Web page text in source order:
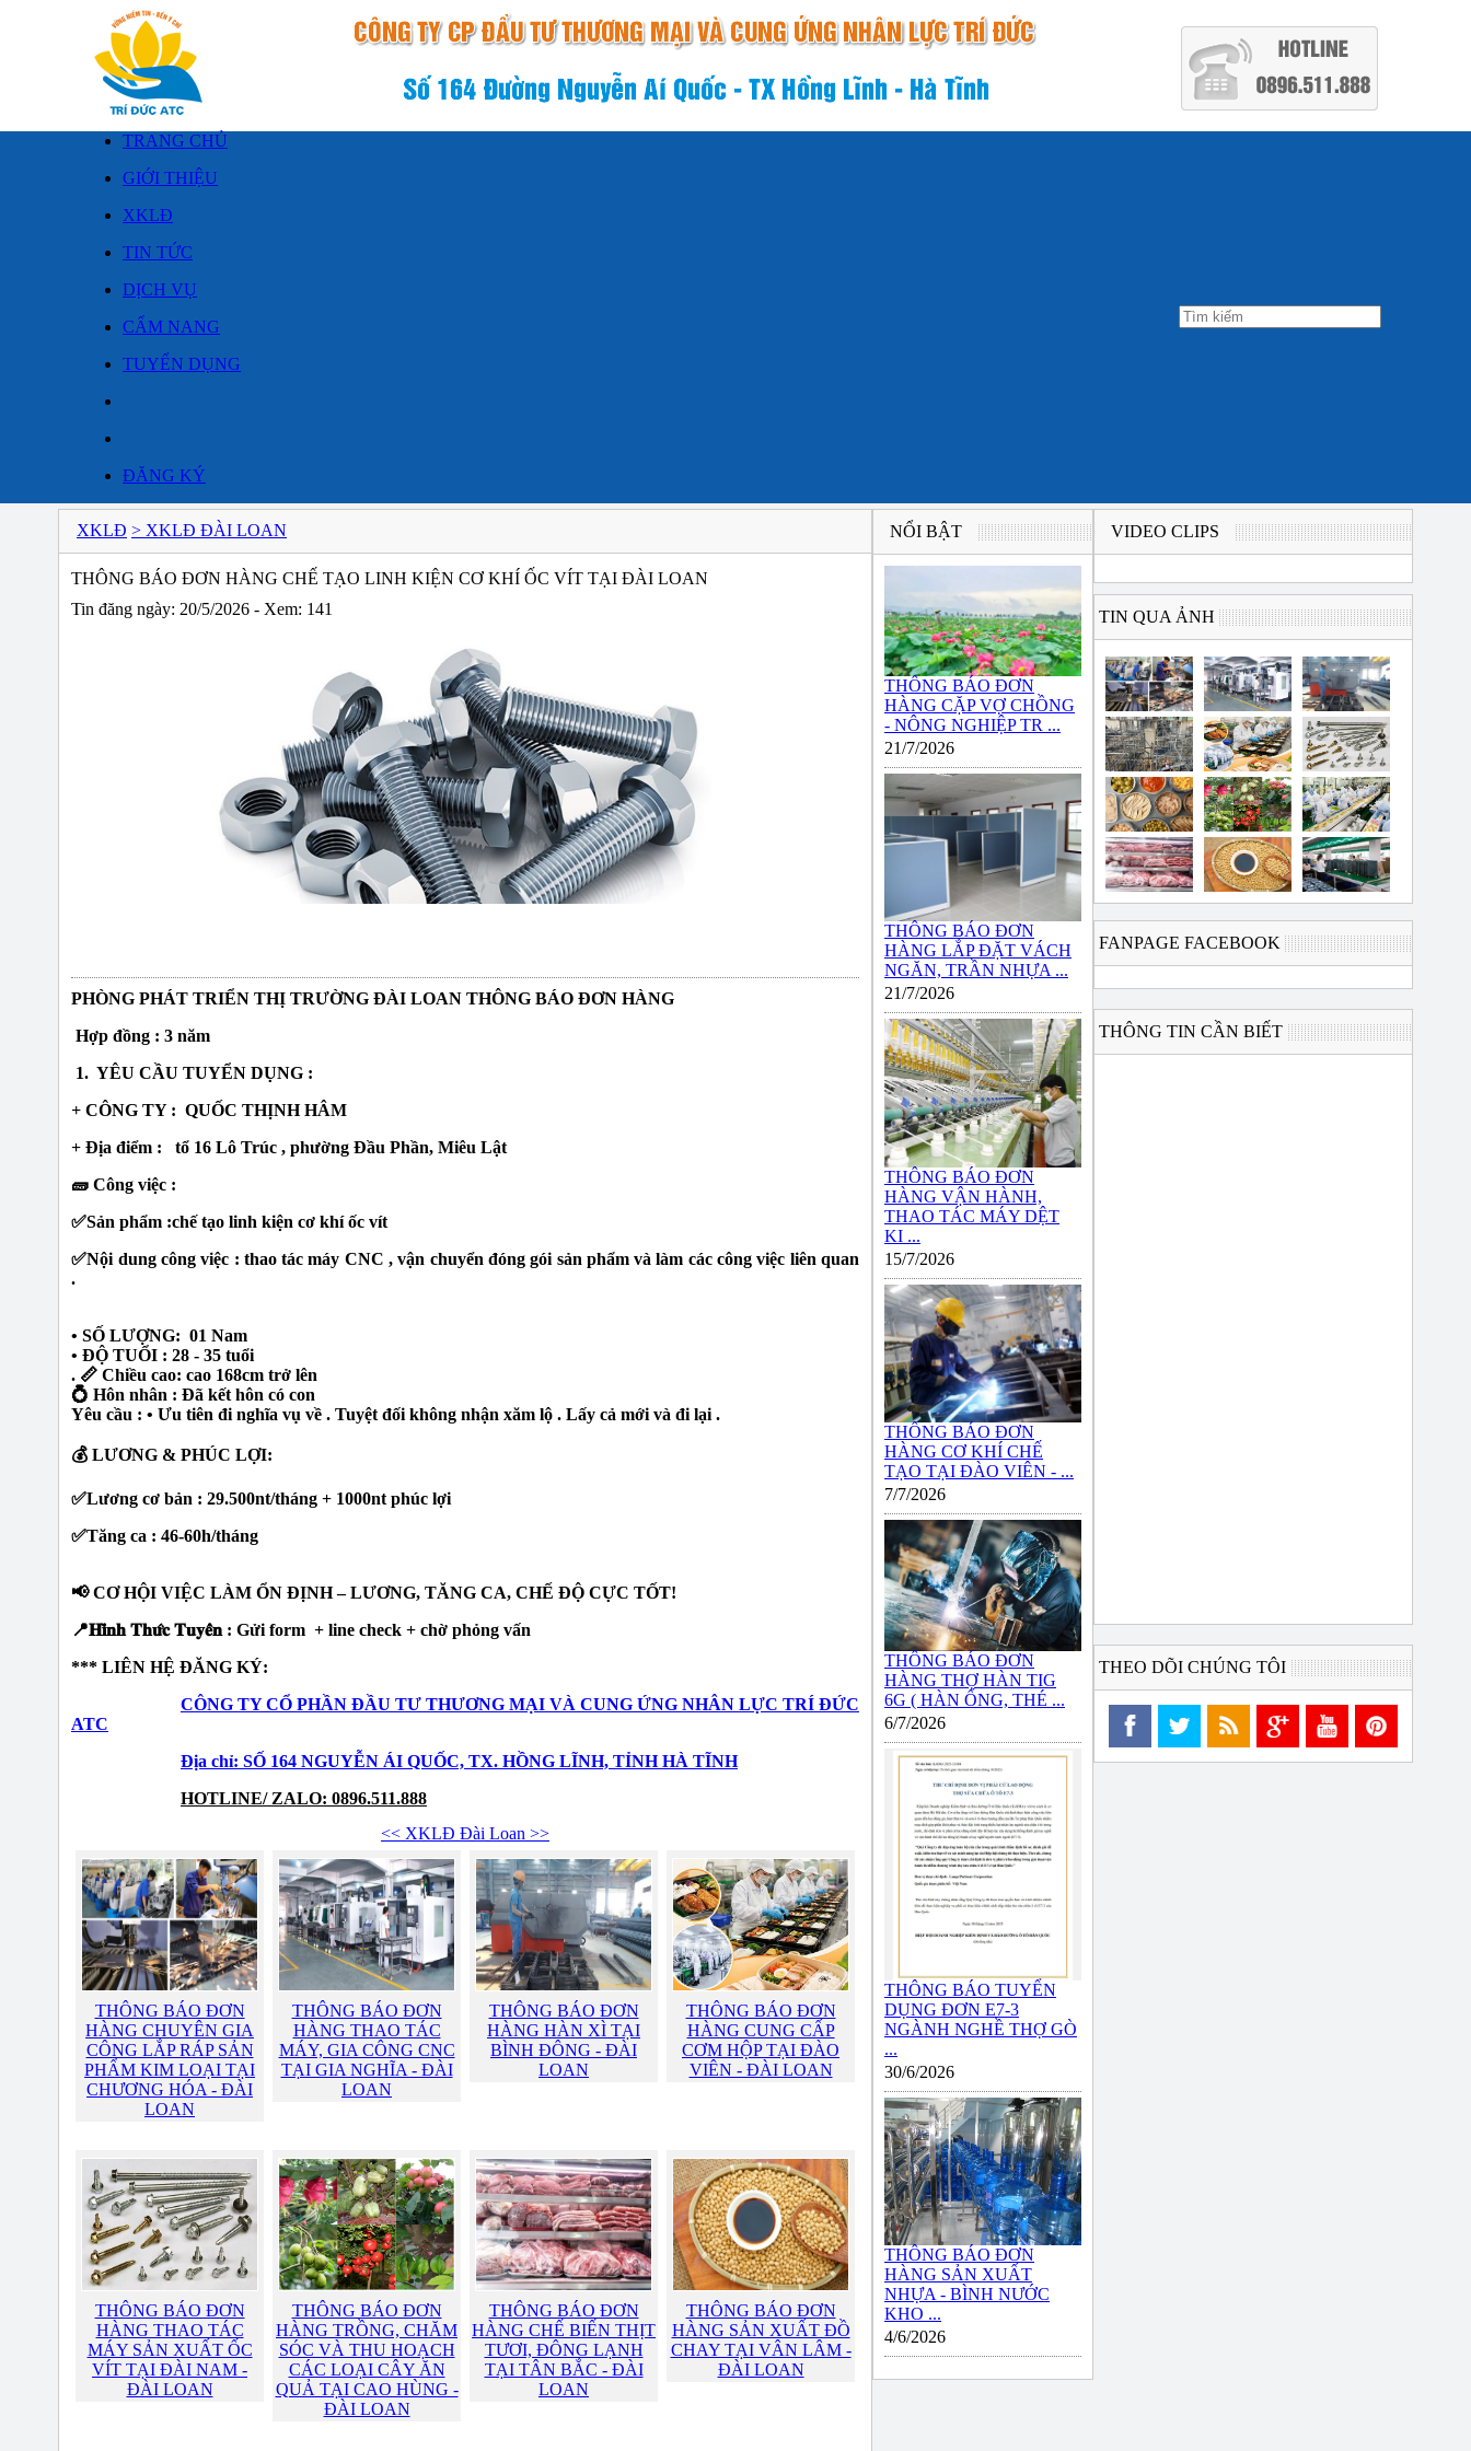
TRANG CHỦ
GIỚI THIỆU
XKLĐ
TIN TỨC
DỊCH VỤ
CẨM NANG
TUYỂN DỤNG
ĐĂNG KÝ
XKLĐ > XKLĐ ĐÀI LOAN
THÔNG BÁO ĐƠN HÀNG CHẾ TẠO LINH KIỆN CƠ KHÍ ỐC VÍT TẠI ĐÀI LOAN
Tin đăng ngày: 20/5/2026 - Xem: 141
PHÒNG PHÁT TRIỂN THỊ TRƯỜNG ĐÀI LOAN THÔNG BÁO ĐƠN HÀNG
Hợp đồng : 3 năm
1. YÊU CẦU TUYỂN DỤNG :
+ CÔNG TY : QUỐC THỊNH HÂM
+ Địa điểm : tổ 16 Lô Trúc , phường Đầu Phần, Miêu Lật
🧱 Công việc :
✅Sản phẩm :chế tạo linh kiện cơ khí ốc vít
✅Nội dung công việc : thao tác máy CNC , vận chuyển đóng gói sản phẩm và làm các công việc liên quan
.
• SỐ LƯỢNG: 01 Nam
• ĐỘ TUỔI : 28 - 35 tuổi
. 📏 Chiều cao: cao 168cm trở lên
💍 Hôn nhân : Đã kết hôn có con
Yêu cầu : • Ưu tiên đi nghĩa vụ về . Tuyệt đối không nhận xăm lộ . Lấy cả mới và đi lại .
💰 LƯƠNG & PHÚC LỢI:
✅Lương cơ bản : 29.500nt/tháng + 1000nt phúc lợi
✅Tăng ca : 46-60h/tháng
📢 CƠ HỘI VIỆC LÀM ỔN ĐỊNH – LƯƠNG, TĂNG CA, CHẾ ĐỘ CỰC TỐT!
📍𝐇𝐢̀𝐧𝐡 𝐓𝐡𝐮̛́𝐜 𝐓𝐮𝐲𝐞̂̉𝐧 : Gửi form + line check + chờ phỏng vấn
*** LIÊN HỆ ĐĂNG KÝ:
CÔNG TY CỔ PHẦN ĐẦU TƯ THƯƠNG MẠI VÀ CUNG ỨNG NHÂN LỰC TRÍ ĐỨC
ATC
Địa chỉ: SỐ 164 NGUYỄN ÁI QUỐC, TX. HỒNG LĨNH, TỈNH HÀ TĨNH
HOTLINE/ ZALO: 0896.511.888
<< XKLĐ Đài Loan >>
THÔNG BÁO ĐƠN
HÀNG CHUYÊN GIA
CÔNG LẮP RÁP SẢN
PHẨM KIM LOẠI TẠI
CHƯƠNG HÓA - ĐÀI
LOAN
THÔNG BÁO ĐƠN
HÀNG THAO TÁC
MÁY, GIA CÔNG CNC
TẠI GIA NGHĨA - ĐÀI
LOAN
THÔNG BÁO ĐƠN
HÀNG HÀN XÌ TẠI
BÌNH ĐÔNG - ĐÀI
LOAN
THÔNG BÁO ĐƠN
HÀNG CUNG CẤP
CƠM HỘP TẠI ĐÀO
VIÊN - ĐÀI LOAN
THÔNG BÁO ĐƠN
HÀNG THAO TÁC
MÁY SẢN XUẤT ỐC
VÍT TẠI ĐÀI NAM -
ĐÀI LOAN
THÔNG BÁO ĐƠN
HÀNG TRỒNG, CHĂM
SÓC VÀ THU HOẠCH
CÁC LOẠI CÂY ĂN
QUẢ TẠI CAO HÙNG -
ĐÀI LOAN
THÔNG BÁO ĐƠN
HÀNG CHẾ BIẾN THỊT
TƯƠI, ĐÔNG LẠNH
TẠI TÂN BẮC - ĐÀI
LOAN
THÔNG BÁO ĐƠN
HÀNG SẢN XUẤT ĐỒ
CHAY TẠI VÂN LÂM -
ĐÀI LOAN
NỔI BẬT
THÔNG BÁO ĐƠN
HÀNG CẶP VỢ CHỒNG
- NÔNG NGHIỆP TR ...
21/7/2026
THÔNG BÁO ĐƠN
HÀNG LẮP ĐẶT VÁCH
NGĂN, TRẦN NHỰA ...
21/7/2026
THÔNG BÁO ĐƠN
HÀNG VẬN HÀNH,
THAO TÁC MÁY DỆT
KI ...
15/7/2026
THÔNG BÁO ĐƠN
HÀNG CƠ KHÍ CHẾ
TẠO TẠI ĐÀO VIÊN - ...
7/7/2026
THÔNG BÁO ĐƠN
HÀNG THỢ HÀN TIG
6G ( HÀN ỐNG, THÉ ...
6/7/2026
THÔNG BÁO TUYỂN
DỤNG ĐƠN E7-3
NGÀNH NGHỀ THỢ GÒ
...
30/6/2026
THÔNG BÁO ĐƠN
HÀNG SẢN XUẤT
NHỰA - BÌNH NƯỚC
KHO ...
4/6/2026
VIDEO CLIPS
TIN QUA ẢNH
FANPAGE FACEBOOK
THÔNG TIN CẦN BIẾT
THEO DÕI CHÚNG TÔI